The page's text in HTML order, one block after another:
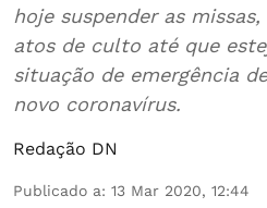
hoje suspender as
atos de culto até que
situação de emergência
novo coronavírus.
Redação DN
Publicado a: 13 Mar 2020, 12:44